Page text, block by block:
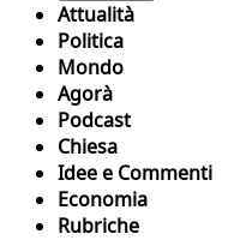
Attualità
Politica
Mondo
Agorà
Podcast
Chiesa
Idee e Commenti
Economia
Rubriche